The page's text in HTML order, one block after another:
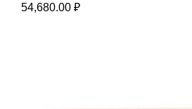
54,680.00 ₽